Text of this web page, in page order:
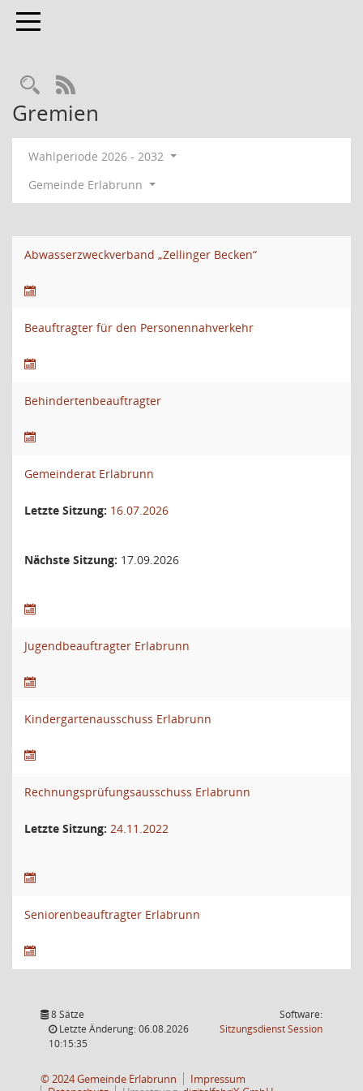
Toggle navigation
RSS-Feed
Gremien
Wahlperiode 2026 - 2032
Gemeinde Erlabrunn
Abwasserzweckverband „Zellinger Becken“
Beauftragter für den Personennahverkehr
Behindertenbeauftragter
Gemeinderat Erlabrunn
Letzte Sitzung: 16.07.2026
Nächste Sitzung: 17.09.2026
Jugendbeauftragter Erlabrunn
Kindergartenausschuss Erlabrunn
Rechnungsprüfungsausschuss Erlabrunn
Letzte Sitzung: 24.11.2022
Seniorenbeauftragter Erlabrunn
8 Sätze
Letzte Änderung: 06.08.2026
10:15:35
Software:
SitzungsdienstSession(Wird in
© 2024 Gemeinde Erlabrunn
Impressum